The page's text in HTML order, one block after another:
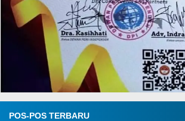
POS-POS TERBARU